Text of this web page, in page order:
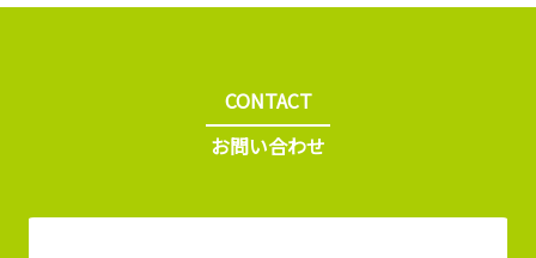
CONTACT
お問い合わせ